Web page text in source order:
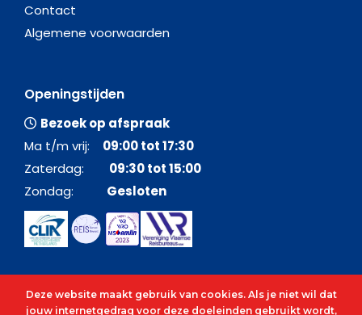
Contact
Algemene voorwaarden
Openingstijden
Bezoek op afspraak
Ma t/m vrij: 09:00 tot 17:30
Zaterdag: 09:30 tot 15:00
Zondag: Gesloten
Deze website maakt gebruik van cookies. Als je niet wil dat
jouw internetgedrag voor deze doeleinden gebruikt wordt,